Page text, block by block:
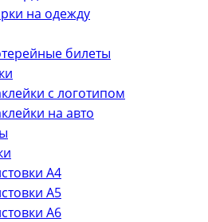
на одежду
билеты
с логотипом
на авто
А4
А5
А6